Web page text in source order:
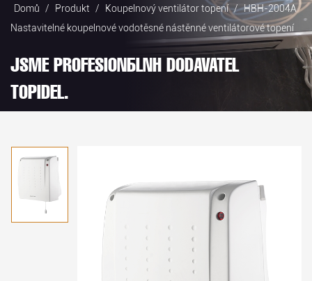
Domů / Produkt / Koupelnový ventilátor topení / HBH-2004A
Nastavitelné koupelnové vodotěsné nástěnné ventilátorové topení
JSME PROFESIONÁLNÍ DODAVATEL
TOPIDEL.